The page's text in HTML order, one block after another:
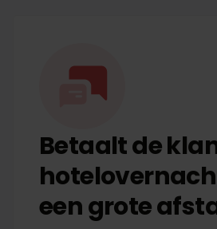
Betaalt de
een grote